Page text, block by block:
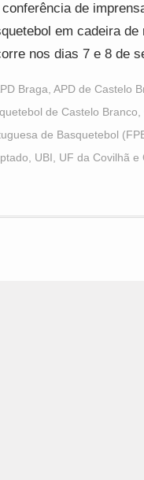
de
em cadeira
nos dias 7 e 8 de
Braga, APD de Castelo
de Castelo Branco,
de Basquetebol
, UBI, UF da Covilhã e